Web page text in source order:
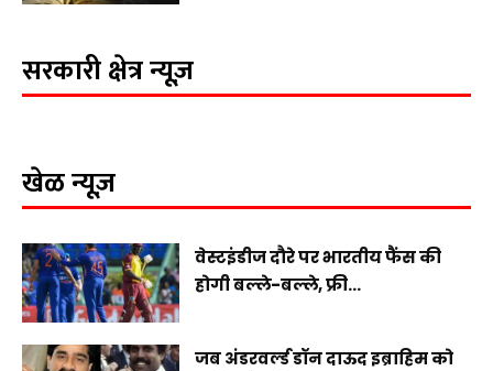
सरकारी क्षेत्र न्यूज़
खेळ न्यूज़
वेस्टइंडीज दौरे पर भारतीय फैंस की
होगी बल्ले-बल्ले, फ्री...
जब अंडरवर्ल्ड डॉन दाऊद इब्राहिम को